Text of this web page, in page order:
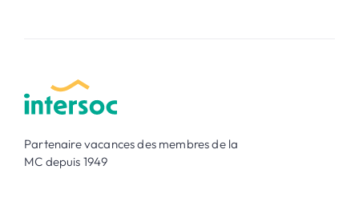
Partenaire vacances des membres de la
MC depuis 1949